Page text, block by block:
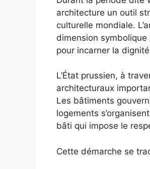
architecture un outil
culturelle mondiale.
dimension
pour incarner la
L’État prussien, à
architecturaux
Les bâtiments
logements
bâti qui impose le
Cette démarche se